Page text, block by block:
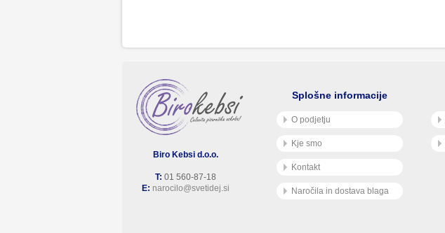
Biro Kebsi d.o.o.
T: 01 560-87-18
E: narocilo@svetidej.si
Splošne informacije
O podjetju
Kje smo
Kontakt
Naročila in dostava blaga